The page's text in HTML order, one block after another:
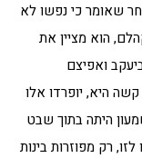
שאומר כי נפשו לא
הוא מציין את
ואפיצם
היא, יופרדו אלו
היתה בתוך שבט
רק מפוזרות בינות